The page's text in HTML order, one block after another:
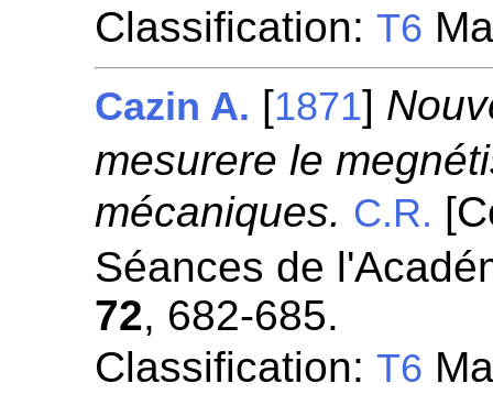
Classification:T6
Cazin A. [1871]
mesurere le
mécaniques. C.R.
Séances de
72, 682-685.
Classification:T6